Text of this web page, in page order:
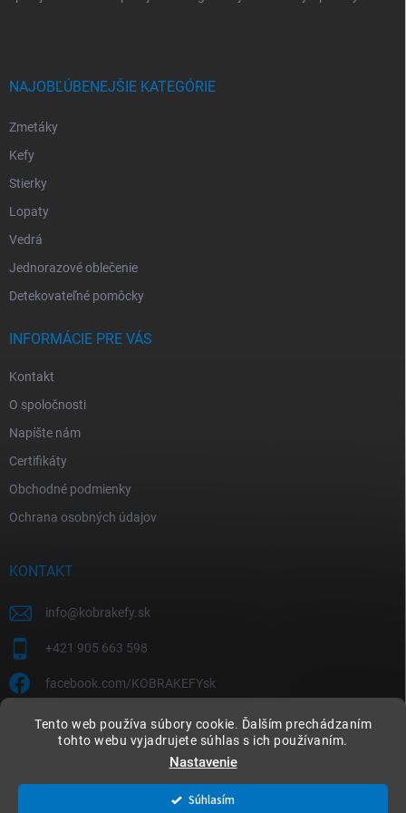
Tento web používa súbory cookie. Ďalším prechádzaním
tohto webu vyjadrujete súhlas s ich používaním.
Nastavenie
Súhlasím
NAJOBĽÚBENEJŠIE KATEGÓRIE
Zmetáky
Kefy
Stierky
Lopaty
Vedrá
Jednorazové oblečenie
Detekovateľné pomôcky
INFORMÁCIE PRE VÁS
Kontakt
O spoločnosti
Napíšte nám
Certifikáty
Obchodné podmienky
Ochrana osobných údajov
KONTAKT
info@kobrakefy.sk
+421 905 663 598
facebook.com/KOBRAKEFYsk